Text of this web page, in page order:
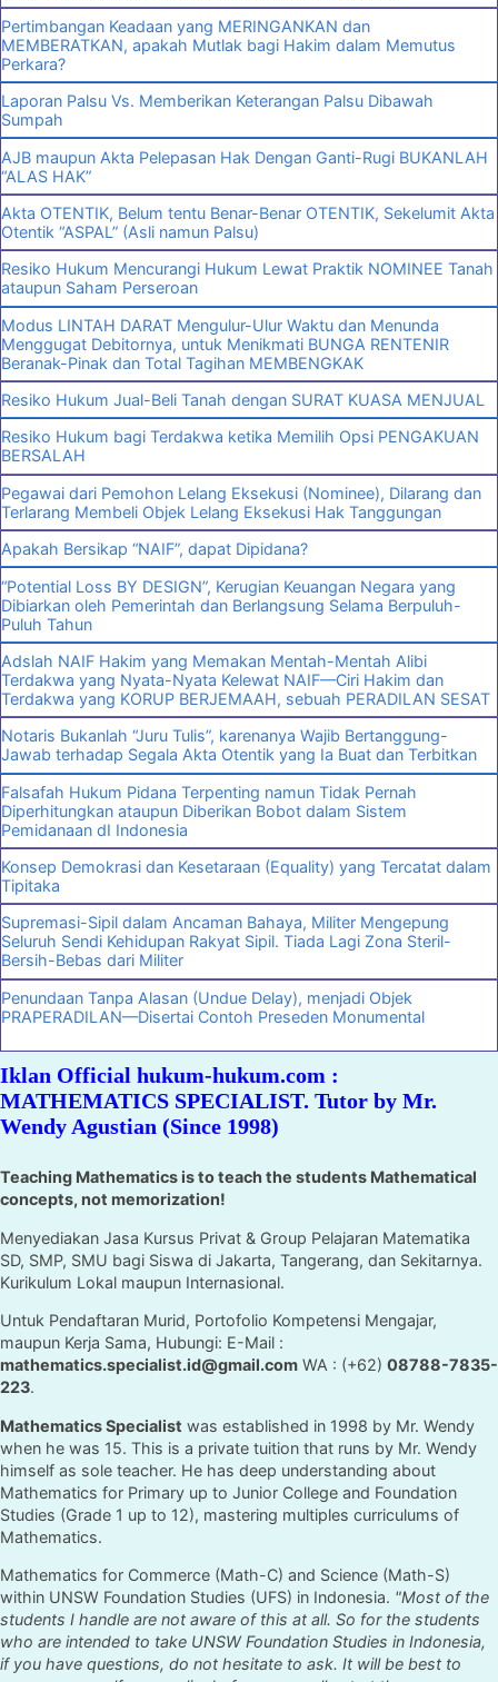
Pertimbangan Keadaan yang MERINGANKAN dan
MEMBERATKAN, apakah Mutlak bagi Hakim dalam Memutus
Perkara?
Laporan Palsu Vs. Memberikan Keterangan Palsu Dibawah
Sumpah
AJB maupun Akta Pelepasan Hak Dengan Ganti-Rugi BUKANLAH
“ALAS HAK”
Akta OTENTIK, Belum tentu Benar-Benar OTENTIK, Sekelumit Akta
Otentik “ASPAL” (Asli namun Palsu)
Resiko Hukum Mencurangi Hukum Lewat Praktik NOMINEE Tanah
ataupun Saham Perseroan
Modus LINTAH DARAT Mengulur-Ulur Waktu dan Menunda
Menggugat Debitornya, untuk Menikmati BUNGA RENTENIR
Beranak-Pinak dan Total Tagihan MEMBENGKAK
Resiko Hukum Jual-Beli Tanah dengan SURAT KUASA MENJUAL
Resiko Hukum bagi Terdakwa ketika Memilih Opsi PENGAKUAN
BERSALAH
Pegawai dari Pemohon Lelang Eksekusi (Nominee), Dilarang dan
Terlarang Membeli Objek Lelang Eksekusi Hak Tanggungan
Apakah Bersikap “NAIF”, dapat Dipidana?
“Potential Loss BY DESIGN”, Kerugian Keuangan Negara yang
Dibiarkan oleh Pemerintah dan Berlangsung Selama Berpuluh-
Puluh Tahun
Adslah NAIF Hakim yang Memakan Mentah-Mentah Alibi
Terdakwa yang Nyata-Nyata Kelewat NAIF—Ciri Hakim dan
Terdakwa yang KORUP BERJEMAAH, sebuah PERADILAN SESAT
Notaris Bukanlah “Juru Tulis”, karenanya Wajib Bertanggung-
Jawab terhadap Segala Akta Otentik yang Ia Buat dan Terbitkan
Falsafah Hukum Pidana Terpenting namun Tidak Pernah
Diperhitungkan ataupun Diberikan Bobot dalam Sistem
Pemidanaan dI Indonesia
Konsep Demokrasi dan Kesetaraan (Equality) yang Tercatat dalam
Tipitaka
Supremasi-Sipil dalam Ancaman Bahaya, Militer Mengepung
Seluruh Sendi Kehidupan Rakyat Sipil. Tiada Lagi Zona Steril-
Bersih-Bebas dari Militer
Penundaan Tanpa Alasan (Undue Delay), menjadi Objek
PRAPERADILAN—Disertai Contoh Preseden Monumental
Iklan Official hukum-hukum.com :
MATHEMATICS SPECIALIST. Tutor by Mr.
Wendy Agustian (Since 1998)
Teaching Mathematics is to teach the students Mathematical
concepts, not memorization!
Menyediakan Jasa Kursus Privat & Group Pelajaran Matematika
SD, SMP, SMU bagi Siswa di Jakarta, Tangerang, dan Sekitarnya.
Kurikulum Lokal maupun Internasional.
Untuk Pendaftaran Murid, Portofolio Kompetensi Mengajar,
maupun Kerja Sama, Hubungi: E-Mail :
mathematics.specialist.id@gmail.com WA : (+62) 08788-7835-
223.
Mathematics Specialist was established in 1998 by Mr. Wendy
when he was 15. This is a private tuition that runs by Mr. Wendy
himself as sole teacher. He has deep understanding about
Mathematics for Primary up to Junior College and Foundation
Studies (Grade 1 up to 12), mastering multiples curriculums of
Mathematics.
Mathematics for Commerce (Math-C) and Science (Math-S)
within UNSW Foundation Studies (UFS) in Indonesia. "Most of the
students I handle are not aware of this at all. So for the students
who are intended to take UNSW Foundation Studies in Indonesia,
if you have questions, do not hesitate to ask. It will be best to